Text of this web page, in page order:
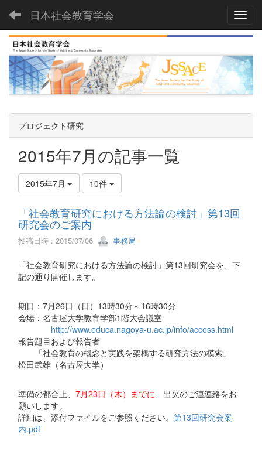
日本社会教育学会
プロジェクト研究
2015年7月の記事一覧
2015年7月 10件
「社会教育研究における方法論の検討」第13回
研究会のご案内
投稿日時 : 2015/07/06 事務局
「社会教育研究における方法論の検討」第13回研究会を、下
記の通り開催します。
期日：7月26日（日）13時30分～16時30分
会場：名古屋大学教育学部1階大会議室
http://www.educa.nagoya-u.ac.jp/info/access.html
報告題目および報告者
「社会教育の概念と実践を架橋する研究方法の模索」
松田武雄（名古屋大学）
準備の都合上、 7月23日（木）までに、出欠のご連連絡をお
願いします。
詳細は、添付ファイルをご参照ください。 第13回研究会案
内.pdf